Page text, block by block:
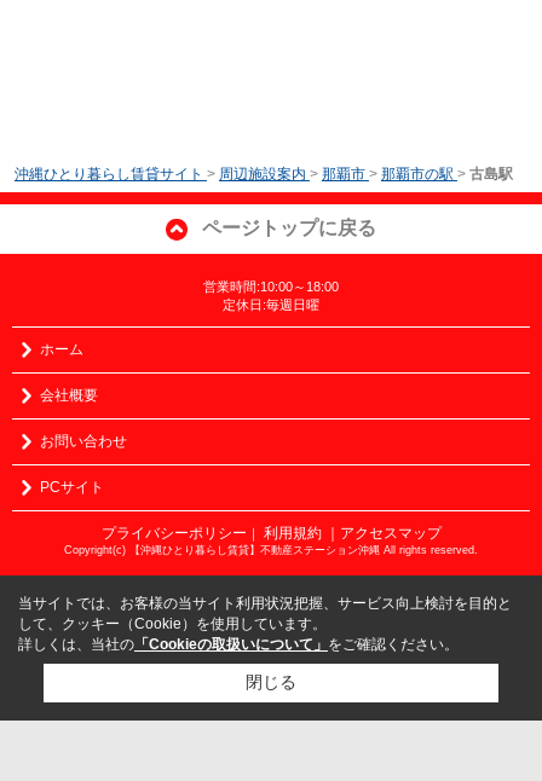
沖縄ひとり暮らし賃貸サイト > 周辺施設案内 > 那覇市 > 那覇市の駅 > 古島駅
ページトップに戻る
営業時間:10:00～18:00
定休日:毎週日曜
ホーム
会社概要
お問い合わせ
PCサイト
プライバシーポリシー ｜ 利用規約 ｜アクセスマップ
Copyright(c) 【沖縄ひとり暮らし賃貸】不動産ステーション沖縄 All rights reserved.
当サイトでは、お客様の当サイト利用状況把握、サービス向上検討を目的と
して、クッキー（Cookie）を使用しています。
詳しくは、当社の 「Cookieの取扱いについて」 をご確認ください。
閉じる